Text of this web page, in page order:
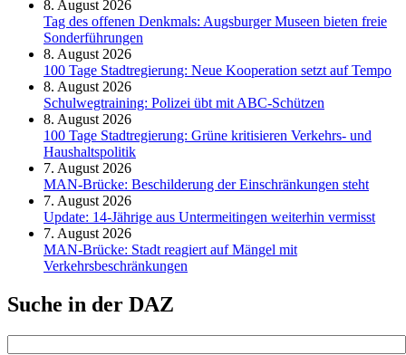
8. August 2026
Tag des offenen Denkmals: Augsburger Museen bieten freie
Sonderführungen
8. August 2026
100 Tage Stadtregierung: Neue Kooperation setzt auf Tempo
8. August 2026
Schul­weg­trai­ning: Poli­zei übt mit ABC-Schüt­zen
8. August 2026
100 Tage Stadtregierung: Grüne kritisieren Verkehrs- und
Haushaltspolitik
7. August 2026
MAN-Brücke: Beschilderung der Einschränkungen steht
7. August 2026
Update: 14-Jährige aus Untermeitingen weiterhin vermisst
7. August 2026
MAN-Brücke: Stadt reagiert auf Mängel mit
Verkehrsbeschränkungen
Suche in der DAZ